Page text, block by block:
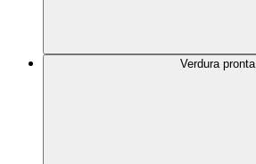
Verdura pronta